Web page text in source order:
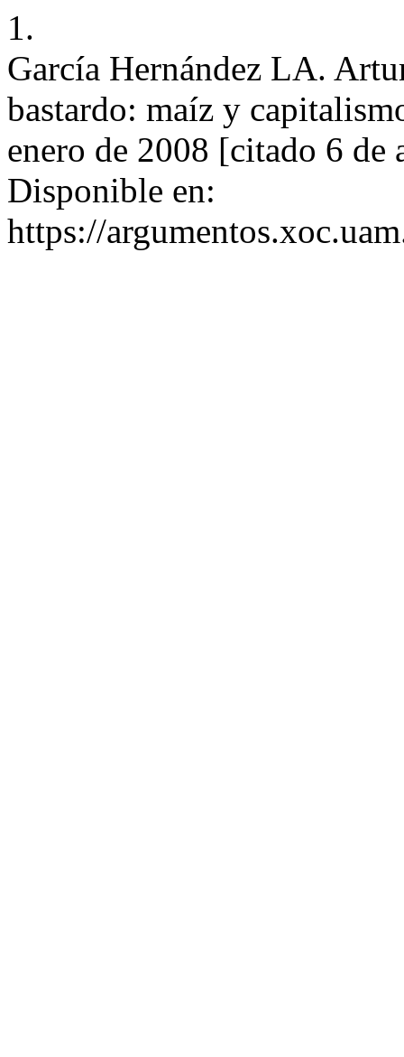
1.
García Hernández LA.
bastardo: maíz y
enero de 2008 [citado 6
Disponible en:
https://